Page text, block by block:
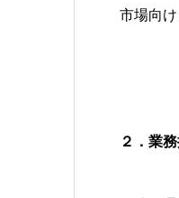
市場向
２．業